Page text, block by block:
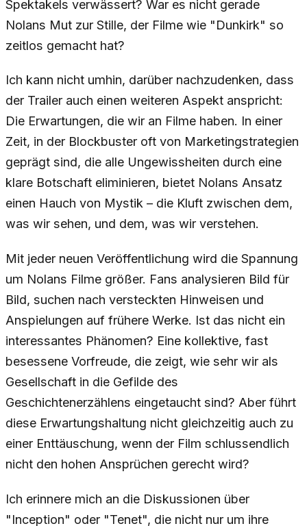
Spektakels verwässert? War es nicht gerade
Nolans Mut zur Stille, der Filme wie "Dunkirk" so
zeitlos gemacht hat?
Ich kann nicht umhin, darüber nachzudenken, dass
der Trailer auch einen weiteren Aspekt anspricht:
Die Erwartungen, die wir an Filme haben. In einer
Zeit, in der Blockbuster oft von Marketingstrategien
geprägt sind, die alle Ungewissheiten durch eine
klare Botschaft eliminieren, bietet Nolans Ansatz
einen Hauch von Mystik – die Kluft zwischen dem,
was wir sehen, und dem, was wir verstehen.
Mit jeder neuen Veröffentlichung wird die Spannung
um Nolans Filme größer. Fans analysieren Bild für
Bild, suchen nach versteckten Hinweisen und
Anspielungen auf frühere Werke. Ist das nicht ein
interessantes Phänomen? Eine kollektive, fast
besessene Vorfreude, die zeigt, wie sehr wir als
Gesellschaft in die Gefilde des
Geschichtenerzählens eingetaucht sind? Aber führt
diese Erwartungshaltung nicht gleichzeitig auch zu
einer Enttäuschung, wenn der Film schlussendlich
nicht den hohen Ansprüchen gerecht wird?
Ich erinnere mich an die Diskussionen über
"Inception" oder "Tenet", die nicht nur um ihre